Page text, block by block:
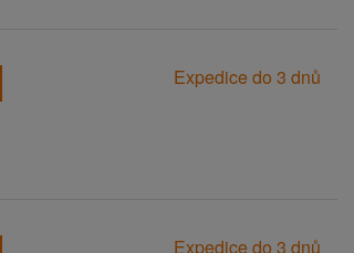
Expedice do 3 dnů
Expedice do 3 dnů